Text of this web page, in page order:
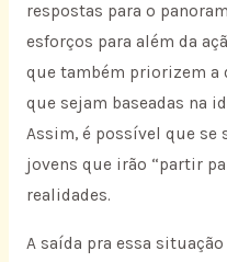
respostas para o
esforços para além da
que também priorizem a
que sejam baseadas na
Assim, é possível que se
jovens que irão “partir
realidades.
A saída pra essa